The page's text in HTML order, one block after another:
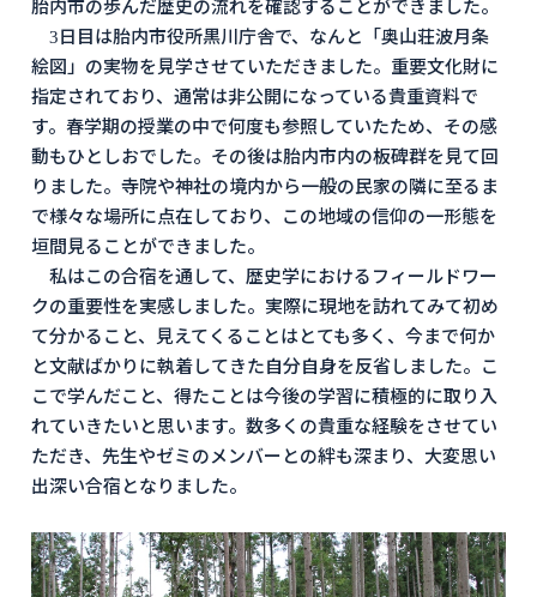
胎内市の歩んだ歴史の流れを確認することができました。
3日目は胎内市役所黒川庁舎で、なんと「奥山荘波月条
絵図」の実物を見学させていただきました。重要文化財に
指定されており、通常は非公開になっている貴重資料で
す。春学期の授業の中で何度も参照していたため、その感
動もひとしおでした。その後は胎内市内の板碑群を見て回
りました。寺院や神社の境内から一般の民家の隣に至るま
で様々な場所に点在しており、この地域の信仰の一形態を
垣間見ることができました。
私はこの合宿を通して、歴史学におけるフィールドワー
クの重要性を実感しました。実際に現地を訪れてみて初め
て分かること、見えてくることはとても多く、今まで何か
と文献ばかりに執着してきた自分自身を反省しました。こ
こで学んだこと、得たことは今後の学習に積極的に取り入
れていきたいと思います。数多くの貴重な経験をさせてい
ただき、先生やゼミのメンバーとの絆も深まり、大変思い
出深い合宿となりました。